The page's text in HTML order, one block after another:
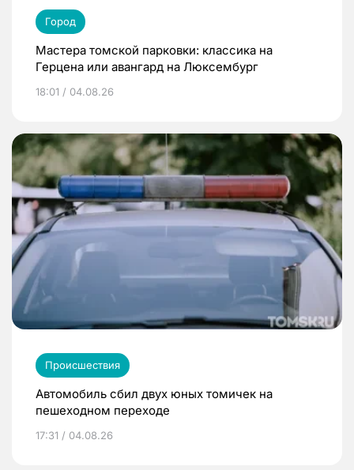
Город
Мастера томской парковки: классика на
Герцена или авангард на Люксембург
18:01 / 04.08.26
Происшествия
Автомобиль сбил двух юных томичек на
пешеходном переходе
17:31 / 04.08.26